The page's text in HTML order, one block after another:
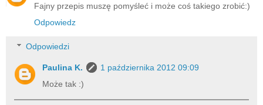
Fajny przepis muszę pomyśleć i może coś takiego zrobić:)
Odpowiedz
Odpowiedzi
Paulina K.
1 października 2012 09:09
Może tak :)